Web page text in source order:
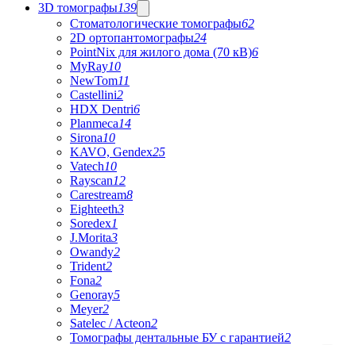
3D томографы139
Стоматологические томографы62
2D ортопантомографы24
PointNix для жилого дома (70 кВ)6
MyRay10
NewTom11
Castellini2
HDX Dentri6
Planmeca14
Sirona10
KAVO, Gendex25
Vatech10
Rayscan12
Carestream8
Eighteeth3
Soredex1
J.Morita3
Owandy2
Trident2
Fona2
Genoray5
Meyer2
Satelec / Acteon2
Томографы дентальные БУ с гарантией2